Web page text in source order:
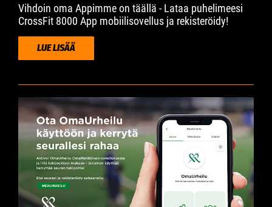
Vihdoin oma Appimme on täällä - Lataa puhelimeesi
CrossFit 8000 App mobiilisovellus ja rekisteröidy!
LUE LISÄÄ